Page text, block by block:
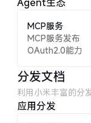
MCP服务
MCP服务发布
OAuth2.0能力
分发文档
利用小米丰富的分
应用分发